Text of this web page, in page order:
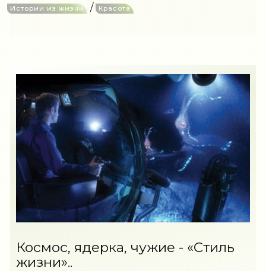
Истории из жизни / Красота
Космос, ядерка, чужие - «Стиль
жизни»..